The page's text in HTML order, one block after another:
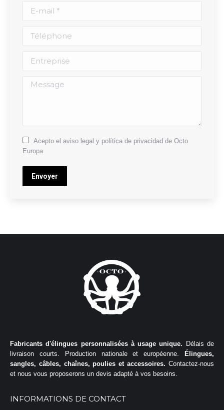
Message
Acepto el aviso legal y política de privacidad de Octo
Europa
Envoyer
Fabricants d'élingues personnalisées à usage unique. Délais de
livraison courts. Production nationale et européenne.
Élingues,
sangles, câbles, chaînes, poulies et accessoires. Contactez-nous
et nous vous proposerons un devis adapté à vos besoins.
INFORMATIONS DE CONTACT